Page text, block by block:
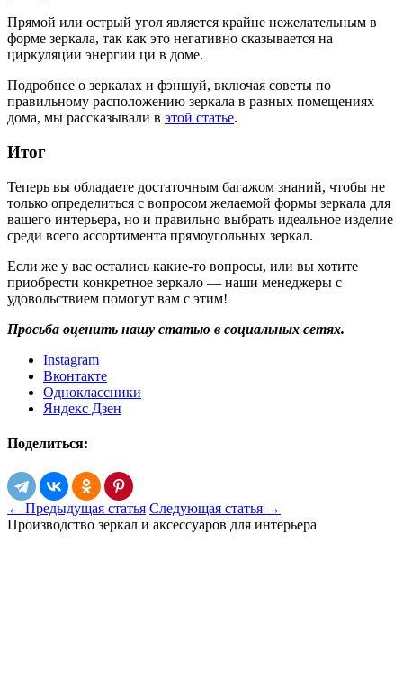
Прямой или острый угол является крайне нежелательным в
форме зеркала, так как это негативно сказывается на
циркуляции энергии ци в доме.
Подробнее о зеркалах и фэншуй, включая советы по
правильному расположению зеркала в разных помещениях
дома, мы рассказывали в этой статье.
Итог
Теперь вы обладаете достаточным багажом знаний, чтобы не
только определиться с вопросом желаемой формы зеркала для
вашего интерьера, но и правильно выбрать идеальное изделие
среди всего ассортимента прямоугольных зеркал.
Если же у вас остались какие-то вопросы, или вы хотите
приобрести конкретное зеркало — наши менеджеры с
удовольствием помогут вам с этим!
Просьба оценить нашу статью в социальных сетях.
Instagram
Вконтакте
Одноклассники
Яндекс Дзен
Поделиться:
← Предыдущая статья Следующая статья →
Производство зеркал и аксессуаров для интерьера